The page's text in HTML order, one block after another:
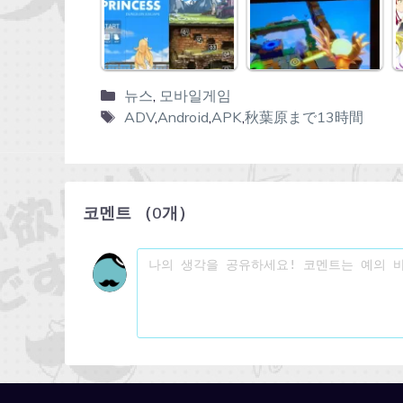
뉴스, 모바일게임
ADV,Android,APK,秋葉原まで13時間
코멘트 （0개）